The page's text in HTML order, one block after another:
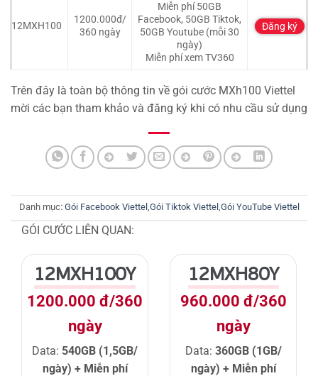
12MXH100
1200.000đ/
360 ngày
Miễn phí 50GB
Facebook, 50GB Tiktok,
50GB Youtube (mỗi 30
ngày)
Miễn phí xem TV360
Đăng ký
Trên đây là toàn bộ thông tin về gói cước MXh100 Viettel
mời các bạn tham khảo và đăng ký khi có nhu cầu sử dụng
Danh mục: Gói Facebook Viettel ,Gói Tiktok Viettel ,Gói YouTube Viettel
GÓI CƯỚC LIÊN QUAN:
12MXH100Y
1200.000 đ/360
ngày
Data: 540GB (1,5GB/
ngày) + Miễn phí
12MXH80Y
960.000 đ/360
ngày
Data: 360GB (1GB/
ngày) + Miễn phí